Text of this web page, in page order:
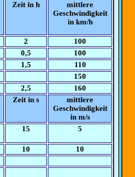
Zeit in h
mittlere
Geschwindigkeit
in km/h
2
100
0,5
100
1,5
110
150
2,5
160
Zeit in s
mittlere
Geschwindigkeit
in m/s
15 5
10
10